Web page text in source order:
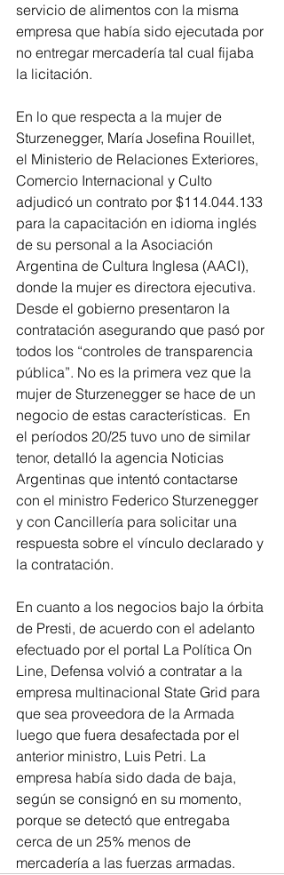
servicio de alimentos con la misma
empresa que había sido ejecutada por
no entregar mercadería tal cual fijaba
la licitación.
En lo que respecta a la mujer de
Sturzenegger, María Josefina Rouillet,
el Ministerio de Relaciones Exteriores,
Comercio Internacional y Culto
adjudicó un contrato por $114.044.133
para la capacitación en idioma inglés
de su personal a la Asociación
Argentina de Cultura Inglesa (AACI),
donde la mujer es directora ejecutiva.
Desde el gobierno presentaron la
contratación asegurando que pasó por
todos los “controles de transparencia
pública”. No es la primera vez que la
mujer de Sturzenegger se hace de un
negocio de estas características.  En
el períodos 20/25 tuvo uno de similar
tenor, detalló la agencia Noticias
Argentinas que intentó contactarse
con el ministro Federico Sturzenegger
y con Cancillería para solicitar una
respuesta sobre el vínculo declarado y
la contratación.
En cuanto a los negocios bajo la órbita
de Presti, de acuerdo con el adelanto
efectuado por el portal La Política On
Line, Defensa volvió a contratar a la
empresa multinacional State Grid para
que sea proveedora de la Armada
luego que fuera desafectada por el
anterior ministro, Luis Petri. La
empresa había sido dada de baja,
según se consignó en su momento,
porque se detectó que entregaba
cerca de un 25% menos de
mercadería a las fuerzas armadas.